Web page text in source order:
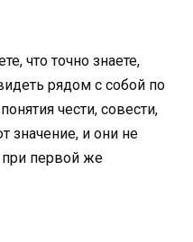
что точно знаете,
рядом с собой по
чести, совести,
значение, и они не
при первой же